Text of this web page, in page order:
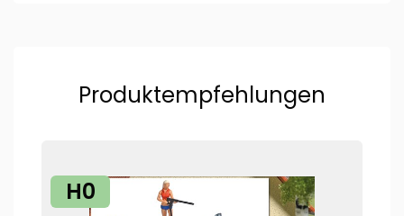
Produktempfehlungen
H0